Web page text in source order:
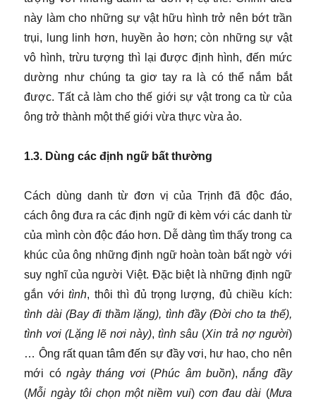
này làm cho những sự vật hữu hình trở nên bớt trần
trụi, lung linh hơn, huyền ảo hơn; còn những sự vật
vô hình, trừu tượng thì lại được định hình, đến mức
dường như chúng ta giơ tay ra là có thể nắm bắt
được. Tất cả làm cho thế giới sự vật trong ca từ của
ông trở thành một thế giới vừa thực vừa ảo.
1.3. Dùng các định ngữ bất thường
Cách dùng danh từ đơn vị của Trịnh đã độc đáo,
cách ông đưa ra các định ngữ đi kèm với các danh từ
của mình còn độc đáo hơn. Dễ dàng tìm thấy trong ca
khúc của ông những định ngữ hoàn toàn bất ngờ với
suy nghĩ của người Việt. Đặc biệt là những định ngữ
gắn vớitình, thôi thì đủ trọng lượng, đủ chiều kích:
tình dài (Bay đi thầm lặng), tình đầy (Đời cho ta thế),
tình vơi (Lặng lẽ nơi này), tình sâu (Xin trả nợ người)
… Ông rất quan tâm đến sự đầy vơi, hư hao, cho nên
mới cóngày tháng vơi (Phúc âm buồn),nắng đầy
(Mỗi ngày tôi chọn một niềm vui)cơn đau dài (Mưa